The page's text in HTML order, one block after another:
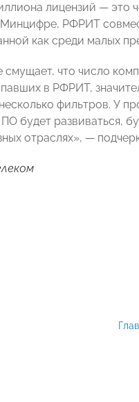
лицензий — это
РФРИТ
как среди малых
смущает, что число
в РФРИТ,
несколько фильтров. У
будет развиваться,
отраслях», —